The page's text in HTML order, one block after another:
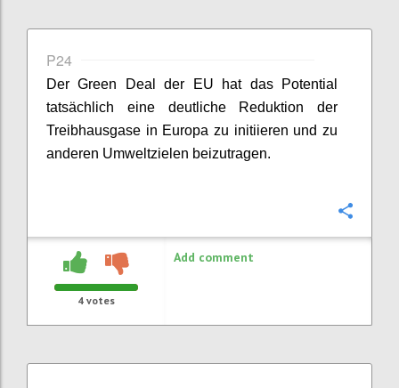
P24
Der Green Deal der EU hat das Potential
tatsächlich eine deutliche Reduktion der
Treibhausgase in Europa zu initiieren und zu
anderen Umweltzielen beizutragen.
4 votes
Add comment